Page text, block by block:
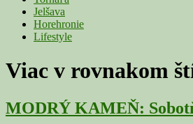
Jelšava
Horehronie
Lifestyle
Viac v rovnakom
MODRÝ KAMEŇ: